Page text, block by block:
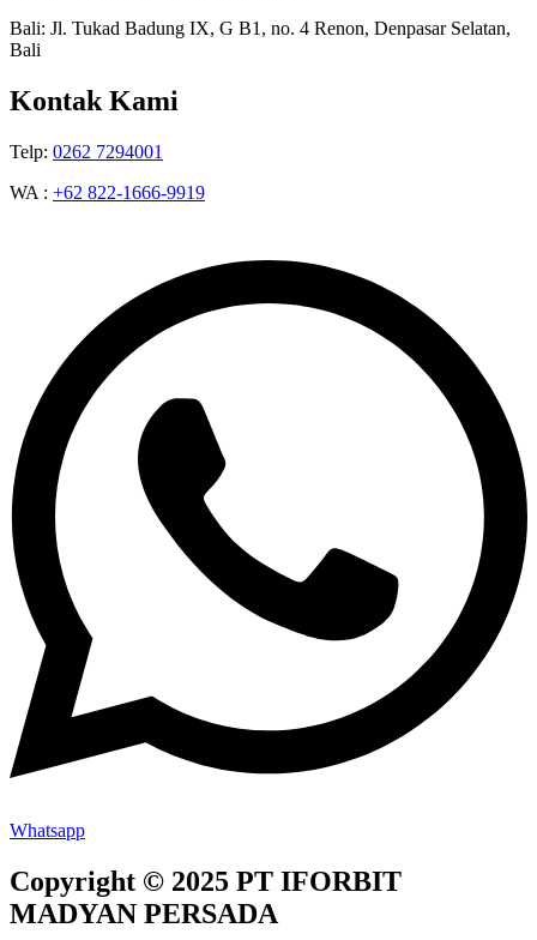
Bali: Jl. Tukad Badung IX, G B1, no. 4 Renon, Denpasar Selatan,
Bali
Kontak Kami
Telp: 0262 7294001
WA : +62 822-1666-9919
Whatsapp
Copyright © 2025 PT IFORBIT
MADYAN PERSADA